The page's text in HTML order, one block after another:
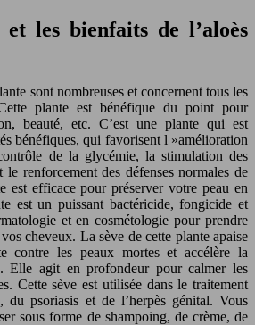
les bienfaits de l’aloès
sont nombreuses et concernent tous les
plante est bénéfique du point pour
beauté, etc. C’est une plante qui est
bénéfiques, qui favorisent l »amélioration
de la glycémie, la stimulation des
le renforcement des défenses normales de
est efficace pour préserver votre peau en
est un puissant bactéricide, fongicide et
et en cosmétologie pour prendre
cheveux. La sève de cette plante apaise
contre les peaux mortes et accélère la
Elle agit en profondeur pour calmer les
Cette sève est utilisée dans le traitement
du psoriasis et de l’herpès génital. Vous
sous forme de shampoing, de crème, de